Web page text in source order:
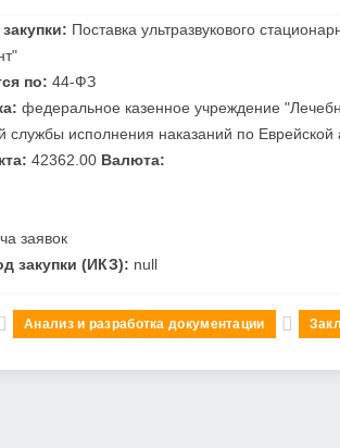
Поставка ультразвукового
по: 44-ФЗ
федеральное казенное учреждение
исполнения наказаний по Еврейской
42362.00 Валюта:
заявок
закупки (ИКЗ): null
Анализ и разработка документации